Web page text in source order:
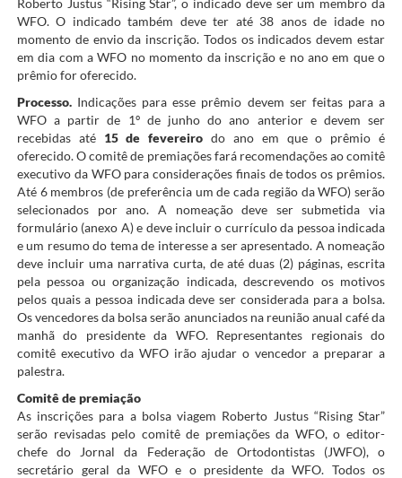
WFO. O indicado também deve ter até 38 anos de idade no
momento de envio da inscrição. Todos os indicados devem estar
em dia com a WFO no momento da inscrição e no ano em que o
prêmio for oferecido.
Processo. Indicações para esse prêmio devem ser feitas para a
WFO a partir de 1º de junho do ano anterior e devem ser
recebidas até 15 de fevereiro do ano em que o prêmio é
oferecido. O comitê de premiações fará recomendações ao comitê
executivo da WFO para considerações finais de todos os prêmios.
Até 6 membros (de preferência um de cada região da WFO) serão
selecionados por ano. A nomeação deve ser submetida via
formulário (anexo A) e deve incluir o currículo da pessoa indicada
e um resumo do tema de interesse a ser apresentado. A nomeação
deve incluir uma narrativa curta, de até duas (2) páginas, escrita
pela pessoa ou organização indicada, descrevendo os motivos
pelos quais a pessoa indicada deve ser considerada para a bolsa.
Os vencedores da bolsa serão anunciados na reunião anual café da
manhã do presidente da WFO. Representantes regionais do
comitê executivo da WFO irão ajudar o vencedor a preparar a
palestra.
Comitê de premiação
As inscrições para a bolsa viagem Roberto Justus “Rising Star”
serão revisadas pelo comitê de premiações da WFO, o editor-
chefe do Jornal da Federação de Ortodontistas (JWFO), o
secretário geral da WFO e o presidente da WFO. Todos os